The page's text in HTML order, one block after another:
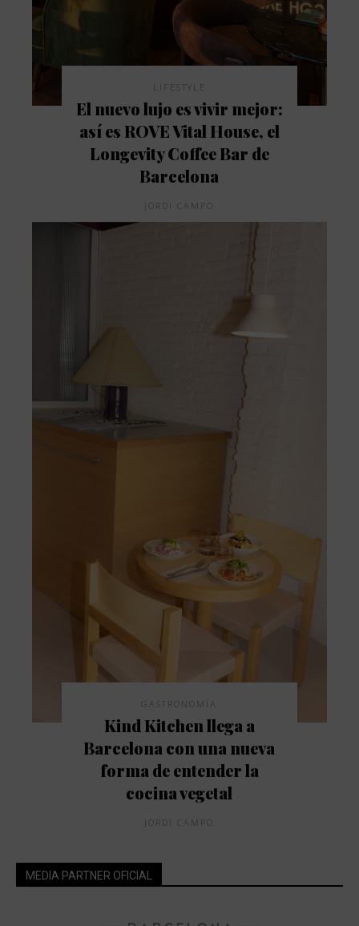
LIFESTYLE
El nuevo lujo es vivir mejor:
así es ROVE Vital House, el
Longevity Coffee Bar de
Barcelona
JORDI CAMPO
GASTRONOMÍA
Kind Kitchen llega a
Barcelona con una nueva
forma de entender la
cocina vegetal
JORDI CAMPO
MEDIA PARTNER OFICIAL